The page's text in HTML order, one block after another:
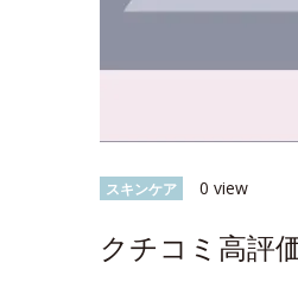
スキンケア 0 view
クチコミ高評